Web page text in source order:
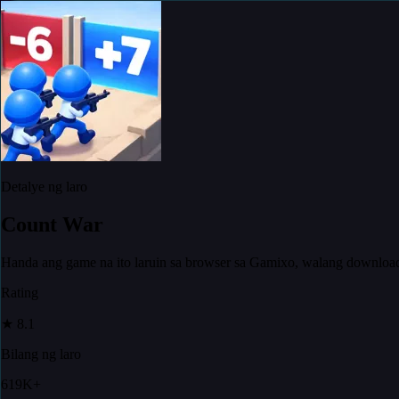
Detalye ng laro
Count War
Handa ang game na ito laruin sa browser sa Gamixo, walang
Rating
★ 8.1
Bilang ng laro
619K+